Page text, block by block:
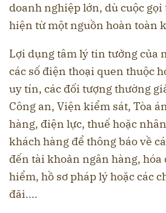
doanh nghiệp lớn, dù cuộc gọi
hiện từ một nguồn hoàn toàn
Lợi dụng tâm lý tin tưởng của
các số điện thoại quen thuộc
uy tín, các đối tượng thường
Công an, Viện kiểm sát, Tòa
hàng, điện lực, thuế hoặc
khách hàng để thông báo về
đến tài khoản ngân hàng, hóa
hiểm, hồ sơ pháp lý hoặc các
đãi....